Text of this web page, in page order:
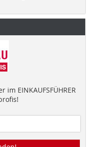
EINKAUFSFÜHRER